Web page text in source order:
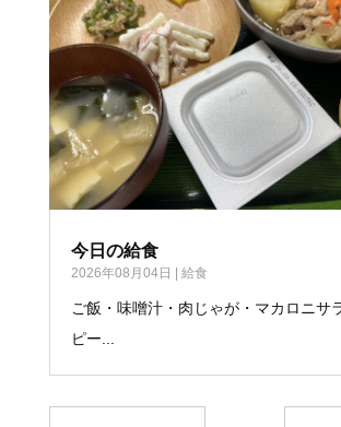
今日の給食
2026年08月04日 | 給食
ご飯・味噌汁・肉じゃが・マカロニサ
ピー...